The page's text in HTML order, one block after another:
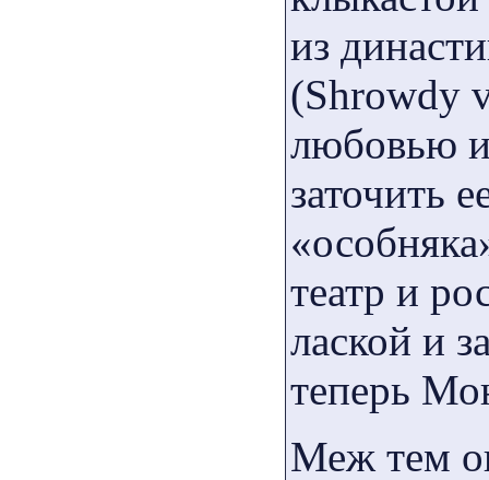
из
(Shrowdy
любовью
заточить
театр и
лаской и
теперь
Меж тем